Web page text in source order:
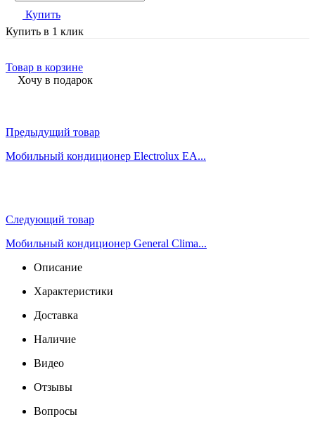
Купить
Купить в 1 клик
Товар в корзине
Хочу в подарок
Предыдущий товар
Мобильный кондиционер Electrolux EA...
Следующий товар
Мобильный кондиционер General Clima...
Описание
Характеристики
Доставка
Наличие
Видео
Отзывы
Вопросы